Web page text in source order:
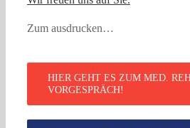
Zum ausdrucken…
HIER GEHT ES ZUM MED.
VORGESPRÄCH!